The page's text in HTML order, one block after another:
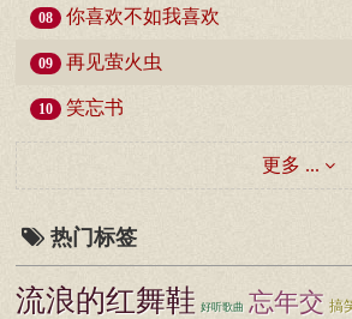
08 你喜欢不如我喜欢
09 再见萤火虫
10 笑忘书
更多 ...
热门标签
流浪的红舞鞋 好听歌曲 忘年交 搞